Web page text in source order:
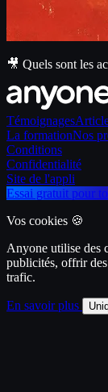
🎥 Quels sont les
Témoignages
La formationNos
Conditions
Confidentialité
Site de l'appli
Essai gratuit pour
Vos cookies 🍪
Anyone utilise des
publicités, offrir
trafic.
En savoir plus